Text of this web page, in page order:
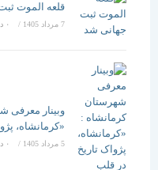
قلعه الموت
7 مرداد 1405 / ۰ دیدگاه
وبینار معرفی
«کرمانشاه،
5 مرداد 1405 / ۰ دیدگاه